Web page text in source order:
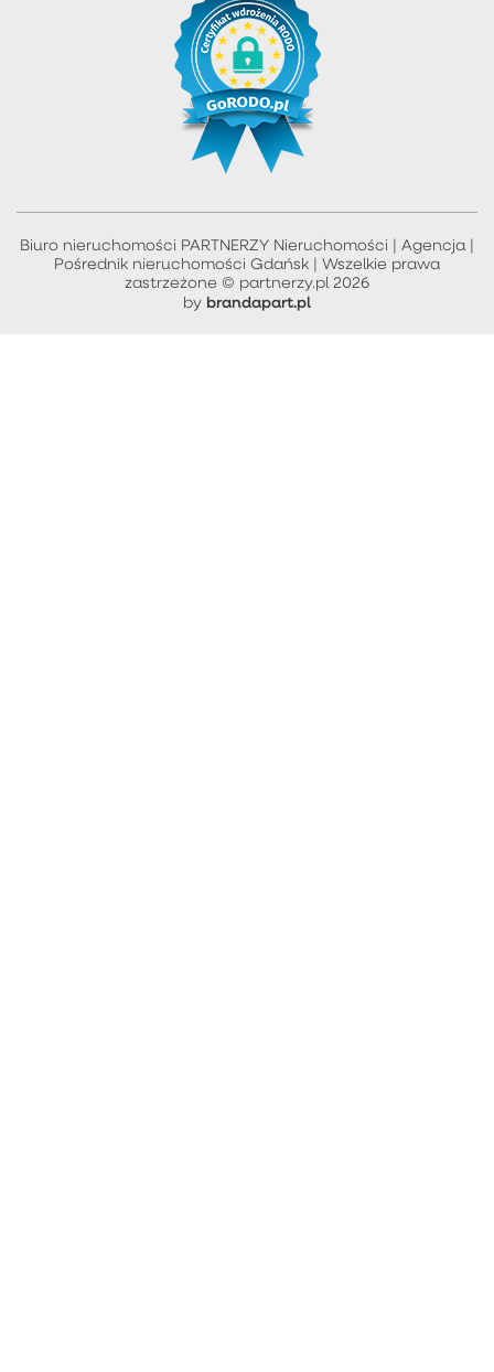
Biuro nieruchomości PARTNERZY Nieruchomości | Agencja |
Pośrednik nieruchomości Gdańsk | Wszelkie prawa
zastrzeżone © partnerzy.pl 2026
by brandapart.pl